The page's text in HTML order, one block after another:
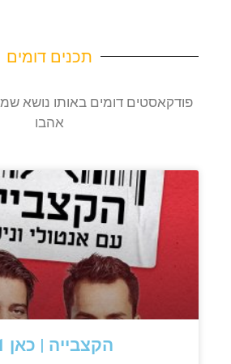
תכנים דומים
פודקאסטים דומים באותו נושא
אהבו
הקצבייה | כאן 11